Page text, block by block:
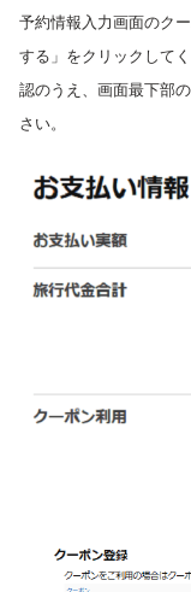
予約情報入力画面のク
する」をクリックして
認のうえ、画面最下部
さい。